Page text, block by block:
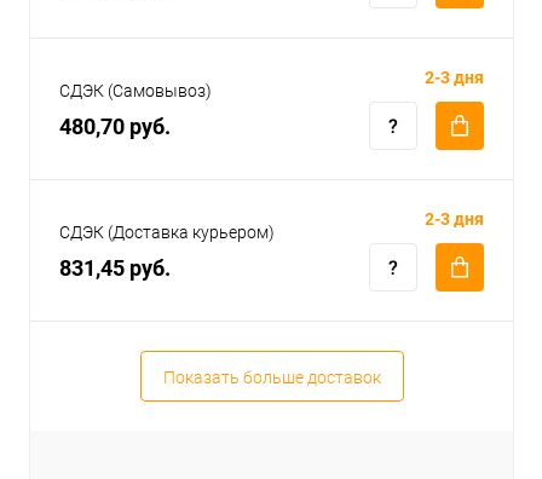
СДЭК (Самовывоз)
480,70 руб.
2-3 дня
СДЭК (Доставка курьером)
831,45 руб.
2-3 дня
Показать больше доставок